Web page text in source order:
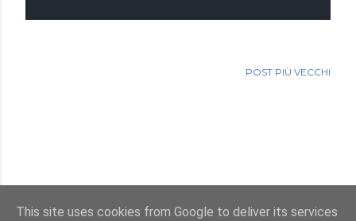
POST PIÙ VECCHI
This site uses cookies from Google to deliver its services